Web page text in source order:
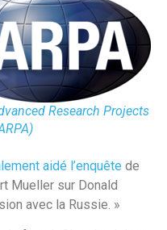
Research Projects
aidé l’enquête de
Mueller sur Donald
avec la Russie. »